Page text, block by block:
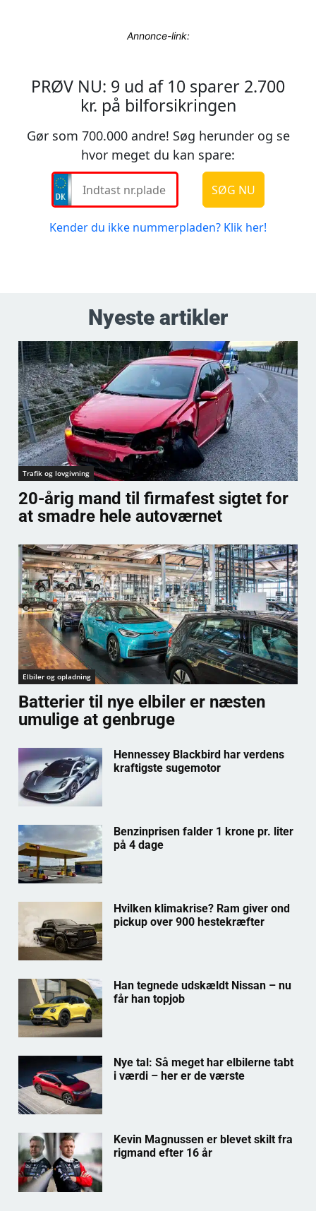
Annonce-link:
Nyeste artikler
Trafik og lovgivning
20-årig mand til firmafest sigtet for
at smadre hele autoværnet
Elbiler og opladning
Batterier til nye elbiler er næsten
umulige at genbruge
Hennessey Blackbird har verdens
kraftigste sugemotor
Benzinprisen falder 1 krone pr. liter
på 4 dage
Hvilken klimakrise? Ram giver ond
pickup over 900 hestekræfter
Han tegnede udskældt Nissan – nu
får han topjob
Nye tal: Så meget har elbilerne tabt
i værdi – her er de værste
Kevin Magnussen er blevet skilt fra
rigmand efter 16 år